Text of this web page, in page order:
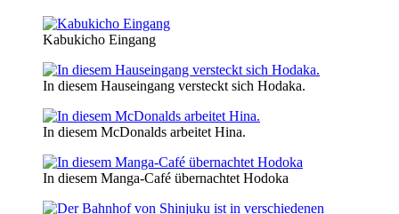
Kabukicho Eingang
In diesem Hauseingang versteckt sich Hodaka.
In diesem McDonalds arbeitet Hina.
In diesem Manga-Café übernachtet Hodoka